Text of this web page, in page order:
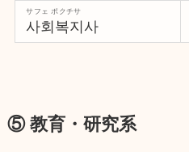
사회복지사
サフェ ポクチサ
⑤ 教育・研究系